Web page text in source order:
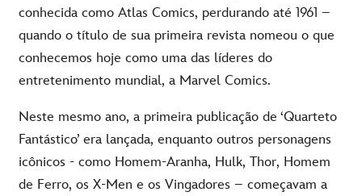
conhecida como Atlas Comics, perdurando até 1961 –
quando o título de sua primeira revista nomeou o que
conhecemos hoje como uma das líderes do
entretenimento mundial, a Marvel Comics.
Neste mesmo ano, a primeira publicação de ‘Quarteto
Fantástico’ era lançada, enquanto outros personagens
icônicos - como Homem-Aranha, Hulk, Thor, Homem
de Ferro, os X-Men e os Vingadores – começavam a